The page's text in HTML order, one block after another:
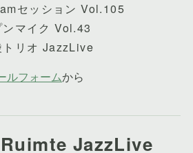
セッション Vol.105
マイク Vol.43
リオ JazzLive
JazzLive